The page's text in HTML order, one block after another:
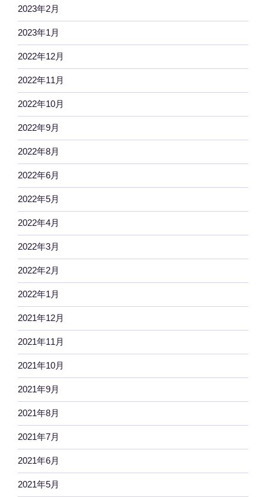
2023年2月
2023年1月
2022年12月
2022年11月
2022年10月
2022年9月
2022年8月
2022年6月
2022年5月
2022年4月
2022年3月
2022年2月
2022年1月
2021年12月
2021年11月
2021年10月
2021年9月
2021年8月
2021年7月
2021年6月
2021年5月